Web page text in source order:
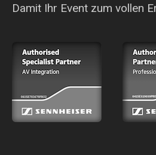
Damit Ihr Event zum vollen